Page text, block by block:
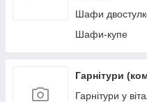
Шафи
Шафи-купе
Гарнітури
Гарнітури у